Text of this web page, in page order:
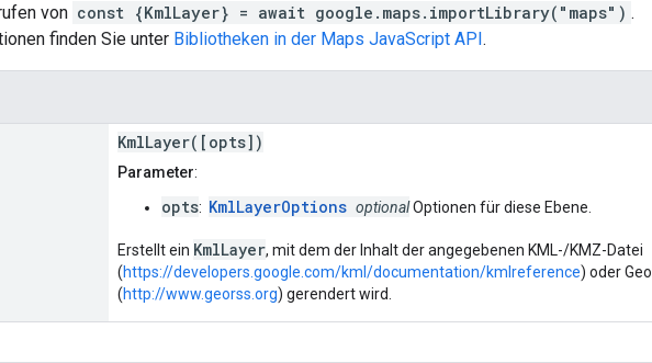
von const {KmlLayer} = await google.maps.importLibrary("maps") .
finden Sie unter Bibliotheken in der Maps JavaScript API.
KmlLayer([opts])
Parameter:
opts: KmlLayerOptions optionalOptionen für diese Ebene.
Erstellt ein KmlLayer, mit dem der Inhalt der angegebenen KML-/KMZ-Datei
(https://developers.google.com/kml/documentation/kmlreference) oder
(http://www.georss.org) gerendert wird.